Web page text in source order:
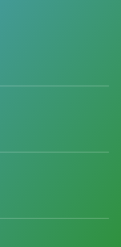
phía Tây Thủ
lại săn lùng dự